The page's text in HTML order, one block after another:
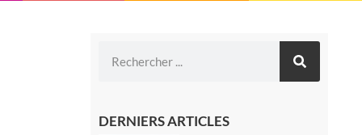
DERNIERS ARTICLES